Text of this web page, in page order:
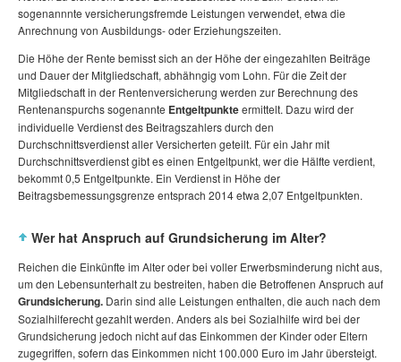
sogenannnte versicherungsfremde Leistungen verwendet, etwa die
Anrechnung von Ausbildungs- oder Erziehungszeiten.
Die Höhe der Rente bemisst sich an der Höhe der eingezahlten Beiträge
und Dauer der Mitgliedschaft, abhähngig vom Lohn. Für die Zeit der
Mitgliedschaft in der Rentenversicherung werden zur Berechnung des
Rentenanspurchs sogenannte Entgeltpunkteermittelt. Dazu wird der
individuelle Verdienst des Beitragszahlers durch den
Durchschnittsverdienst aller Versicherten geteilt. Für ein Jahr mit
Durchschnittsverdienst gibt es einen Entgeltpunkt, wer die Hälfte verdient,
bekommt 0,5 Entgeltpunkte. Ein Verdienst in Höhe der
Beitragsbemessungsgrenze entsprach 2014 etwa 2,07 Entgeltpunkten.
Wer hat Anspruch auf Grundsicherung im Alter?
Reichen die Einkünfte im Alter oder bei voller Erwerbsminderung nicht aus,
um den Lebensunterhalt zu bestreiten, haben die Betroffenen Anspruch auf
Grundsicherung. Darin sind alle Leistungen enthalten, die auch nach dem
Sozialhilferecht gezahlt werden. Anders als bei Sozialhilfe wird bei der
Grundsicherung jedoch nicht auf das Einkommen der Kinder oder Eltern
zugegriffen, sofern das Einkommen nicht 100.000 Euro im Jahr übersteigt.